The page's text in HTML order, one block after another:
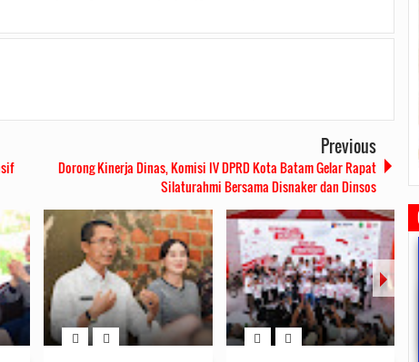
Previous
Dorong Kinerja Dinas, Komisi IV DPRD Kota Batam Gelar Rapat
Silaturahmi Bersama Disnaker dan Dinsos